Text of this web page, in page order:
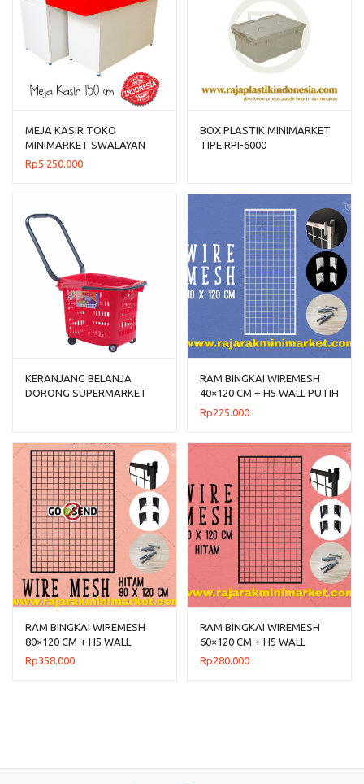
MEJA KASIR TOKO
MINIMARKET SWALAYAN
BAHAN BESI TIPE MK-05
Rp5.250.000
BOX PLASTIK MINIMARKET
TIPE RPI-6000
KERANJANG BELANJA
DORONG SUPERMARKET
RAM BINGKAI WIREMESH
40×120 CM + H5 WALL PUTIH
Rp225.000
RAM BINGKAI WIREMESH
80×120 CM + H5 WALL
HITAM
Rp358.000
RAM BINGKAI WIREMESH
60×120 CM + H5 WALL
HITAM
Rp280.000